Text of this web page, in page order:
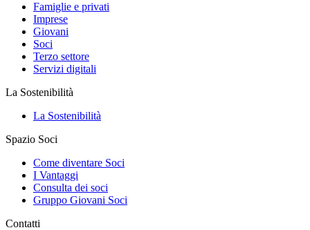
Famiglie e privati
Imprese
Giovani
Soci
Terzo settore
Servizi digitali
La Sostenibilità
La Sostenibilità
Spazio Soci
Come diventare Soci
I Vantaggi
Consulta dei soci
Gruppo Giovani Soci
Contatti